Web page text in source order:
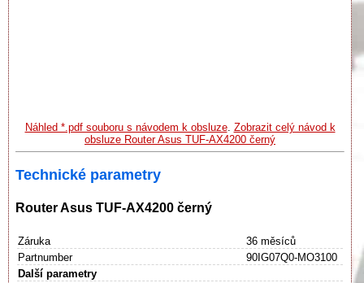
Náhled *.pdf souboru s návodem k obsluze. Zobrazit celý návod k
obsluze Router Asus TUF-AX4200 černý
Technické parametry
Router Asus TUF-AX4200 černý
Záruka
36 měsíců
Partnumber
90IG07Q0-MO3100
Další parametry